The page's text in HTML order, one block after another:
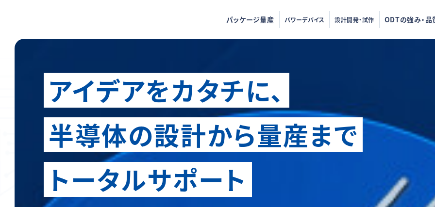
パッケージ量産 パワーデバイス 設計開発・試作 ODTの強み・品
アイデアをカタチに、
半導体の設計から量産まで
トータルサポート